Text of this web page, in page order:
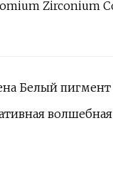
Белый